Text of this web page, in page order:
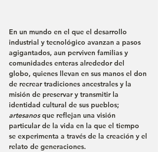
En un mundo en el que el desarrollo
industrial y tecnológico avanzan a pasos
agigantados, aun perviven familias y
comunidades enteras alrededor del
globo, quienes llevan en sus manos el don
de recrear tradiciones ancestrales y la
misión de preservar y transmitir la
identidad cultural de sus pueblos;
artesanos que reflejan una visión
particular de la vida en la que el tiempo
se experimenta a través de la creación y el
relato de generaciones.